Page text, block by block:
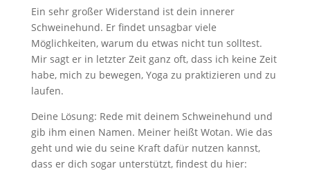
Ein sehr großer Widerstand ist dein innerer
Schweinehund. Er findet unsagbar viele
Möglichkeiten, warum du etwas nicht tun solltest.
Mir sagt er in letzter Zeit ganz oft, dass ich keine Zeit
habe, mich zu bewegen, Yoga zu praktizieren und zu
laufen.
Deine Lösung: Rede mit deinem Schweinehund und
gib ihm einen Namen. Meiner heißt Wotan. Wie das
geht und wie du seine Kraft dafür nutzen kannst,
dass er dich sogar unterstützt, findest du hier: